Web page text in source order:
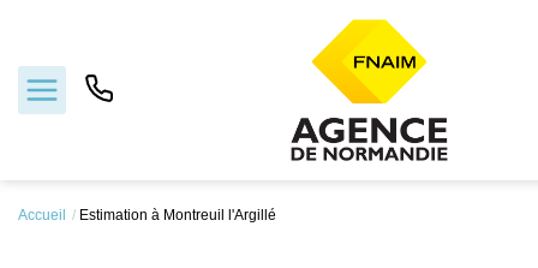
Accueil Estimation à Montreuil l'Argillé